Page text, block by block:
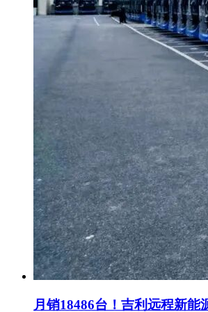
月销18486台！吉利远程新能